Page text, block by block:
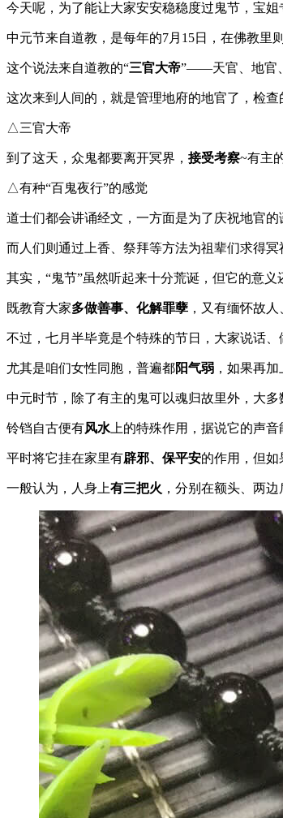
今天呢，为了能让大家安安稳稳度过鬼节，宝
中元节来自道教，是每年的7月15日，在佛教里
这个说法来自道教的“三官大帝”——天官、地官
这次来到人间的，就是管理地府的地官了，检
△三官大帝
到了这天，众鬼都要离开冥界， 接受考察~有主
△有种“百鬼夜行”的感觉
道士们都会讲诵经文，一方面是为了庆祝地官的
而人们则通过上香、祭拜等方法为祖辈们求得冥
其实，“鬼节”虽然听起来十分荒诞，但它的意义
既教育大家多做善事、化解罪孽 ，又有缅怀故
不过，七月半毕竟是个特殊的节日，大家说话、
尤其是咱们女性同胞，普遍都阳气弱 ，如果再
中元时节，除了有主的鬼可以魂归故里外，大
铃铛自古便有风水 上的特殊作用，据说它的声
平时将它挂在家里有辟邪、保平安的作用，但如
一般认为，人身上有三把火 ，分别在额头、两